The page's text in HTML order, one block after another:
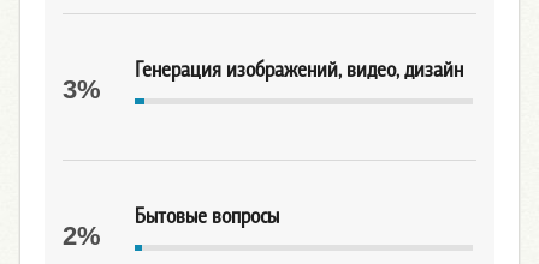
Генерация изображений, видео, дизайн
3%
Бытовые вопросы
2%